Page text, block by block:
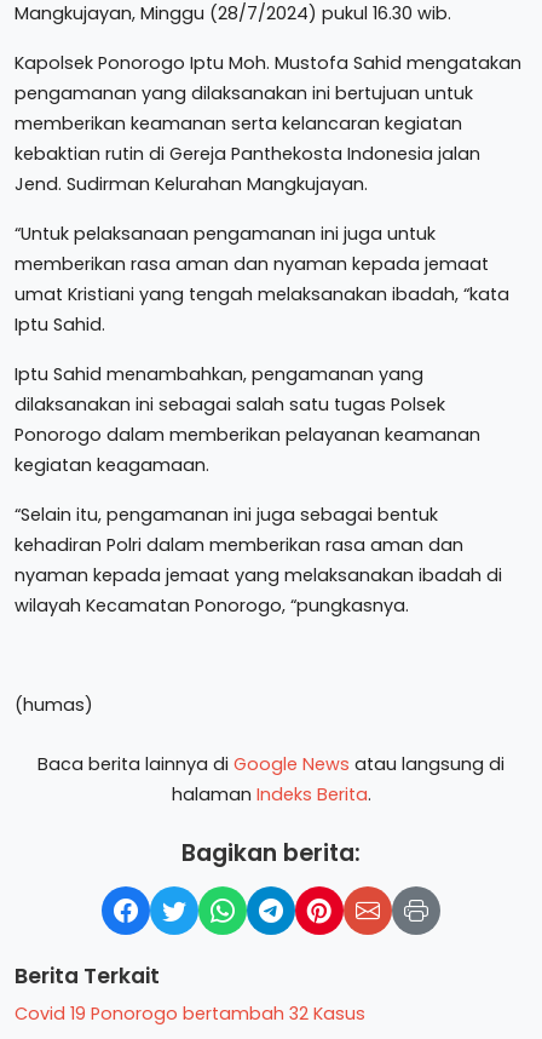
Mangkujayan, Minggu (28/7/2024) pukul 16.30 wib.
Kapolsek Ponorogo Iptu Moh. Mustofa Sahid mengatakan
pengamanan yang dilaksanakan ini bertujuan untuk
memberikan keamanan serta kelancaran kegiatan
kebaktian rutin di Gereja Panthekosta Indonesia jalan
Jend. Sudirman Kelurahan Mangkujayan.
“Untuk pelaksanaan pengamanan ini juga untuk
memberikan rasa aman dan nyaman kepada jemaat
umat Kristiani yang tengah melaksanakan ibadah, “kata
Iptu Sahid.
Iptu Sahid menambahkan, pengamanan yang
dilaksanakan ini sebagai salah satu tugas Polsek
Ponorogo dalam memberikan pelayanan keamanan
kegiatan keagamaan.
“Selain itu, pengamanan ini juga sebagai bentuk
kehadiran Polri dalam memberikan rasa aman dan
nyaman kepada jemaat yang melaksanakan ibadah di
wilayah Kecamatan Ponorogo, “pungkasnya.
(humas)
Baca berita lainnya di Google News atau langsung di
halaman Indeks Berita.
Bagikan berita:
Berita Terkait
Covid 19 Ponorogo bertambah 32 Kasus